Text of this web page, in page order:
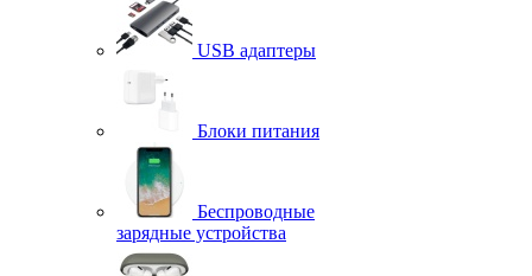
USB адаптеры
Блоки питания
Беспроводные
зарядные устройства